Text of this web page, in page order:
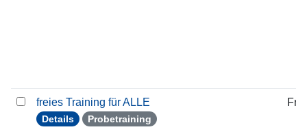
freies Training für ALLE
Details Probetraining